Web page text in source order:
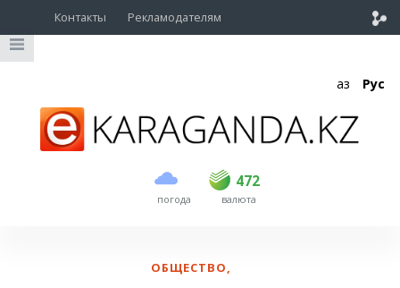
Контакты Рекламодателям
Қаз Рус
погода
472
USD 469 472
EUR валюта
ОБЩЕСТВО,